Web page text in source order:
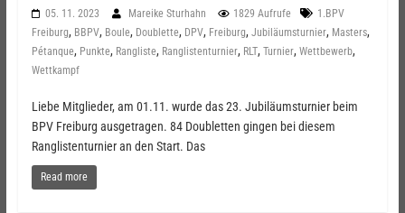
05. 11. 2023 Mareike Sturhahn 1829 Aufrufe
1.BPV
Freiburg, BBPV, Boule, Doublette, DPV, Freiburg, Jubiläumsturnier, Masters,
Pétanque, Punkte, Rangliste, Ranglistenturnier, RLT, Turnier, Wettbewerb,
Wettkampf
Liebe Mitglieder, am 01.11. wurde das 23. Jubiläumsturnier beim
BPV Freiburg ausgetragen. 84 Doubletten gingen bei diesem
Ranglistenturnier an den Start. Das
Read more